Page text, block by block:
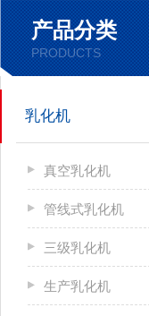
产品分类
PRODUCTS
乳化机
真空乳化机
管线式乳化机
三级乳化机
生产乳化机